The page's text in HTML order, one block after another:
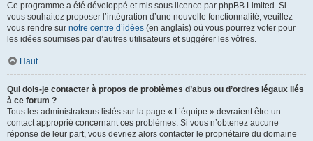
Ce programme a été développé et mis sous licence par phpBB Limited. Si
vous souhaitez proposer l’intégration d’une nouvelle fonctionnalité, veuillez
vous rendre sur notre centre d’idées (en anglais) où vous pourrez voter pour
les idées soumises par d’autres utilisateurs et suggérer les vôtres.
Haut
Qui dois-je contacter à propos de problèmes d’abus ou d’ordres légaux liés
à ce forum ?
Tous les administrateurs listés sur la page « L’équipe » devraient être un
contact approprié concernant ces problèmes. Si vous n’obtenez aucune
réponse de leur part, vous devriez alors contacter le propriétaire du domaine